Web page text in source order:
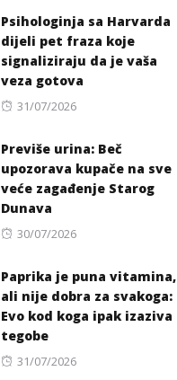
Psihologinja sa Harvarda
dijeli pet fraza koje
signaliziraju da je vaša
veza gotova
Posted
31/07/2026
Previše urina: Beč
upozorava kupače na sve
veće zagađenje Starog
Dunava
Posted
30/07/2026
Paprika je puna vitamina,
ali nije dobra za svakoga:
Evo kod koga ipak izaziva
tegobe
Posted
31/07/2026